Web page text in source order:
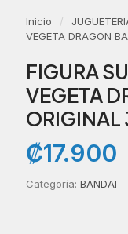
Inicio /
VEGETA DRAGON
FIGURA
VEGETA
ORIGINAL
₡17.900
Categoría: BANDAI